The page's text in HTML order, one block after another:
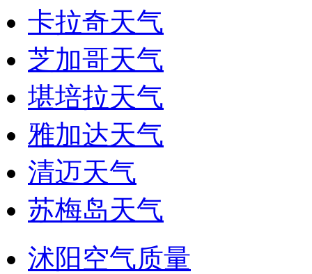
卡拉奇天气
芝加哥天气
堪培拉天气
雅加达天气
清迈天气
苏梅岛天气
沭阳空气质量